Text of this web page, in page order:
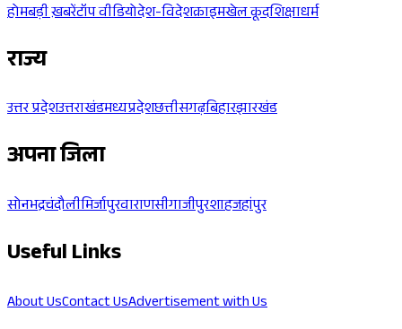
होमबड़ी ख़बरेंटॉप वीडियोदेश-विदेशक्राइमखेल कूदशिक्षाधर्म
राज्य
उत्तर प्रदेशउत्तराखंडमध्यप्रदेशछत्तीसगढ़बिहारझारखंड
अपना जिला
सोनभद्रचंदौलीमिर्जापुरवाराणसीगाजीपुरशाहजहांपुर
Useful Links
About UsContact UsAdvertisement with Us